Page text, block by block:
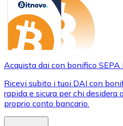
Acquista dai con bonifico
Ricevi subito i tuoi DAI con
rapida e sicura per chi desidera
proprio conto bancario.